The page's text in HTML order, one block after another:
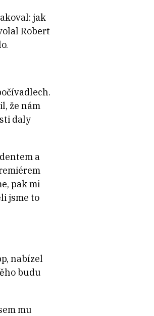
jak
Robert
že nám
daly
a
pak mi
jsme to
nabízel
budu
mu